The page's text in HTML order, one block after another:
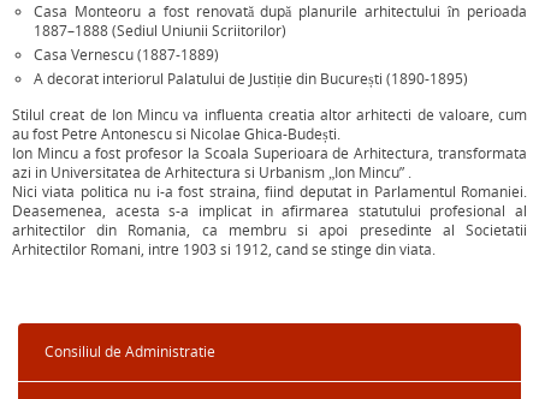
Casa Monteoru a fost renovată după planurile arhitectului în perioada
1887–1888 (Sediul Uniunii Scriitorilor)
Casa Vernescu (1887-1889)
A decorat interiorul Palatului de Justiție din București (1890-1895)
Stilul creat de Ion Mincu va influenta creatia altor arhitecti de valoare, cum
au fost Petre Antonescu si Nicolae Ghica-Budești.
Ion Mincu a fost profesor la Scoala Superioara de Arhitectura, transformata
azi in Universitatea de Arhitectura si Urbanism „Ion Mincu” .
Nici viata politica nu i-a fost straina, fiind deputat in Parlamentul Romaniei.
Deasemenea, acesta s-a implicat in afirmarea statutului profesional al
arhitectilor din Romania, ca membru si apoi presedinte al Societatii
Arhitectilor Romani, intre 1903 si 1912, cand se stinge din viata.
Consiliul de Administratie